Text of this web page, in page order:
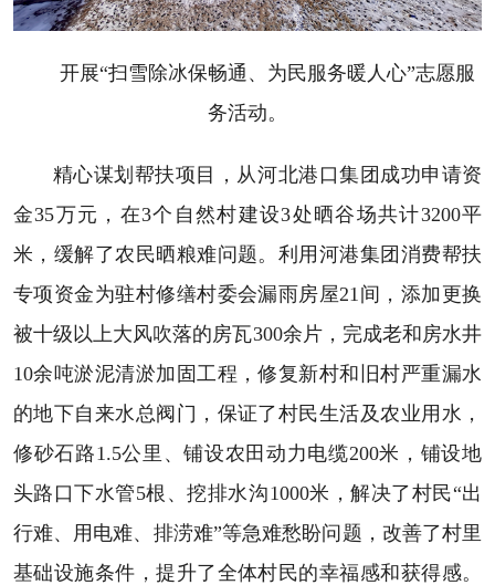
开展“扫雪除冰保畅通、为民服务暖人心”志愿服
务活动。
精心谋划帮扶项目，从河北港口集团成功申请资
金35万元，在3个自然村建设3处晒谷场共计3200平
米，缓解了农民晒粮难问题。利用河港集团消费帮扶
专项资金为驻村修缮村委会漏雨房屋21间，添加更换
被十级以上大风吹落的房瓦300余片，完成老和房水井
10余吨淤泥清淤加固工程，修复新村和旧村严重漏水
的地下自来水总阀门，保证了村民生活及农业用水，
修砂石路1.5公里、铺设农田动力电缆200米，铺设地
头路口下水管5根、挖排水沟1000米，解决了村民“出
行难、用电难、排涝难”等急难愁盼问题，改善了村里
基础设施条件，提升了全体村民的幸福感和获得感。